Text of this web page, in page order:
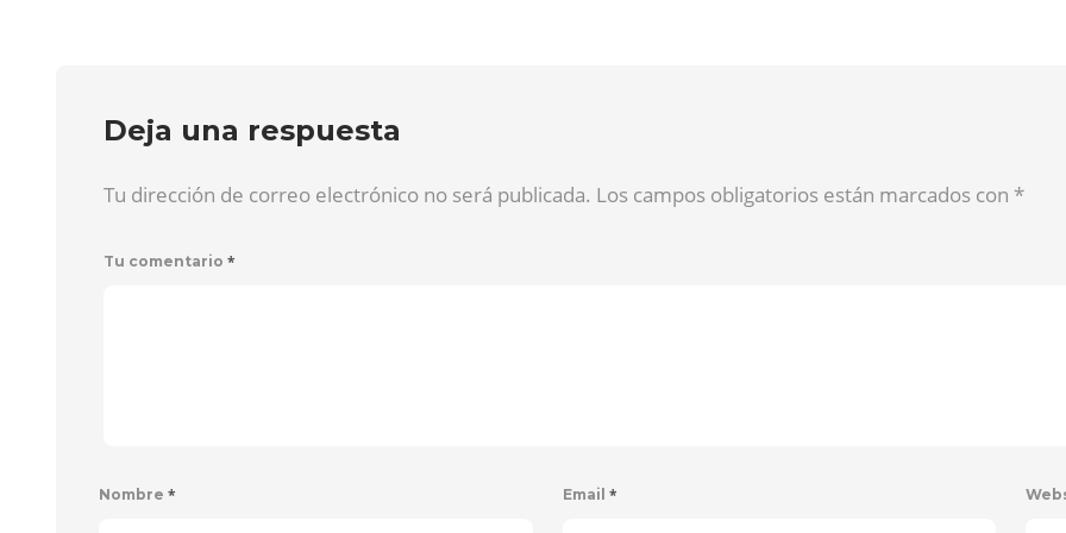
Deja una respuesta
Tu dirección de correo electrónico no será publicada. Los campos obligatorios están marcados con *
Tu comentario *
Nombre * Email *